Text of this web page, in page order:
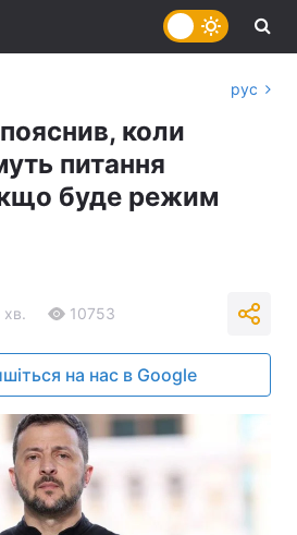
рус
коли
питання
буде режим
хв. 10753
на нас в Google